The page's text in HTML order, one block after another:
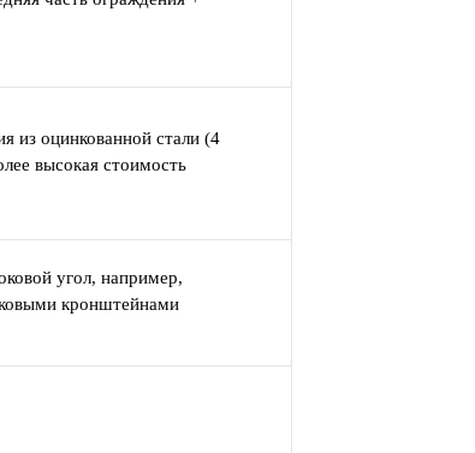
из оцинкованной стали (4
высокая стоимость
угол, например,
кронштейнами